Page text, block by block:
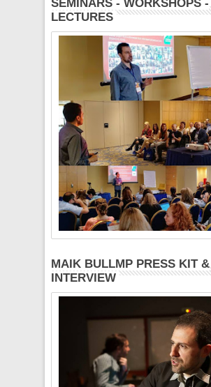
SEMINARS - WORKSHOPS -
LECTURES
MAIK BULLMP PRESS KIT &
INTERVIEW